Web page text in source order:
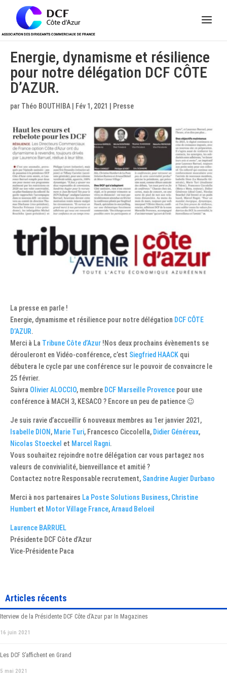
Energie, dynamisme et résilience
pour notre délégation DCF CÔTE
D’AZUR.
par Théo BOUTHIBA Fév 1, 2021 Presse
La presse en parle !
Energie, dynamisme et résilience pour notre délégation DCF CÔTE
D’AZUR.
Merci à La Tribune Côte d’Azur !Nos deux prochains évènements se
dérouleront en Vidéo-conférence, c’est Siegfried HAACK qui
débutera le cycle par une conférence sur le pouvoir de convaincre le
25 février.
Suivra Olivier ALOCCIO, membre DCF Marseille Provence pour une
conférence à MACH 3, KESACO ? Encore un peu de patience 😉
Je suis ravie d’accueillir 6 nouveaux membres au 1er janvier 2021,
Isabelle DION , Marie Turi, Francesco Ciccolella, Didier Généreux,
Nicolas Stoeckel et Marcel Ragni.
Vous souhaitez rejoindre notre délégation car vous partagez nos
valeurs de convivialité, bienveillance et amitié ?
Contactez notre Responsable recrutement, Sandrine Augier Durbano
Merci à nos partenaires La Poste Solutions Business, Christine
Humbert et Motor Village France,Arnaud Beloeil
Laurence BARRUEL
Présidente DCF Côte d’Azur
Vice-Présidente Paca
Articles récents
Iterview de la Présidente DCF Côte d’Azur par In Magazines
16 juin 2021
Les DCF S’affichent en Grand
5 mai 2021
Panneau de gestion des cookies